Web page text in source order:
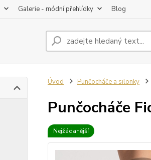
Galerie - módní přehlídky Blog
Úvod Punčocháče a silonky
Punčocháče
Nejžádanější